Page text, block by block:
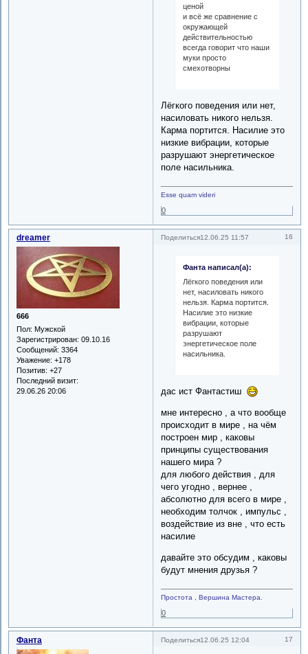
ценой
и всё же сравнение с
окружающей
действительностью
всегда говорит что наши
муки просто
смехотворны
Лёгкого поведения или нет,
насиловать никого нельзя.
Карма портится. Насилие это
низкие вибрации, которые
разрушают энергетическое
поле насильника.
Esse quam videri
0
Поделиться 16
12.06.25 11:57
dreamer
666
Пол: Мужской
Зарегистрирован: 09.10.16
Сообщений: 3364
Уважение: +178
Позитив: +27
Последний визит:
29.06.26 20:06
Фанта написал(а):
Лёгкого поведения или
нет, насиловать никого
нельзя. Карма портится.
Насилие это низкие
вибрации, которые
разрушают
энергетическое поле
насильника.
дас ист Фантастиш
мне интересно , а что вообще
происходит в мире , на чём
построен мир , каковы
принципы существования
нашего мира ?
для любого действия , для
чего угодно , вернее ,
абсолютно для всего в мире ,
необходим толчок , импульс ,
воздействие из вне , что есть
насилие
давайте это обсудим , каковы
будут мнения друзья ?
Простота , Вершина Мастера.
0
Поделиться 17
12.06.25 12:04
Фанта